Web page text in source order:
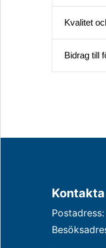
Kvalitet
Bidrag till